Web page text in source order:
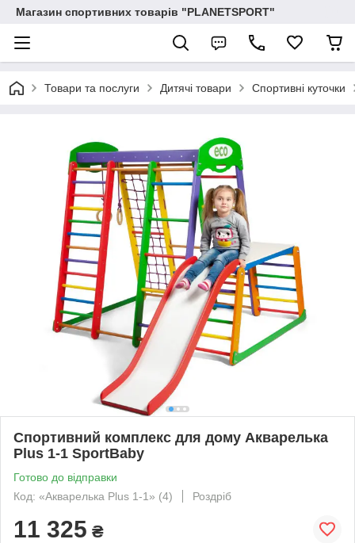
Магазин спортивних товарів "PLANETSPORT"
Товари та послуги Дитячі товари Спортивні куточки
Спортивний комплекс для дому Акварелька
Plus 1-1 SportBaby
Готово до відправки
Код: «Акварелька Plus 1-1» (4)
Роздріб
11 325 ₴